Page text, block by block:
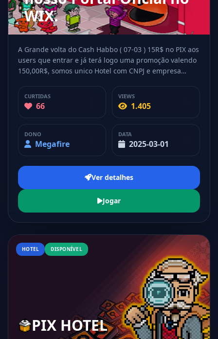
WIX.
A Grande volta do Cash Habbo ( 07-03 ) 15R$ no PIX aos
users que entrar e já terá logo uma promoção valendo
150,00R$, somos unico Hotel com CNPJ e empresa
:)..... Se liguem, A volta do Cash será top. ( Enquanto
isso voce pode acessar nosso Portal Oficial no WIX.
CURTIDAS
66
VIEWS
1.405
DONO
Megafire
DATA
2025-03-01
Ver detalhes
Jogar
HOTEL DISPONÍVEL
PIX HOTEL